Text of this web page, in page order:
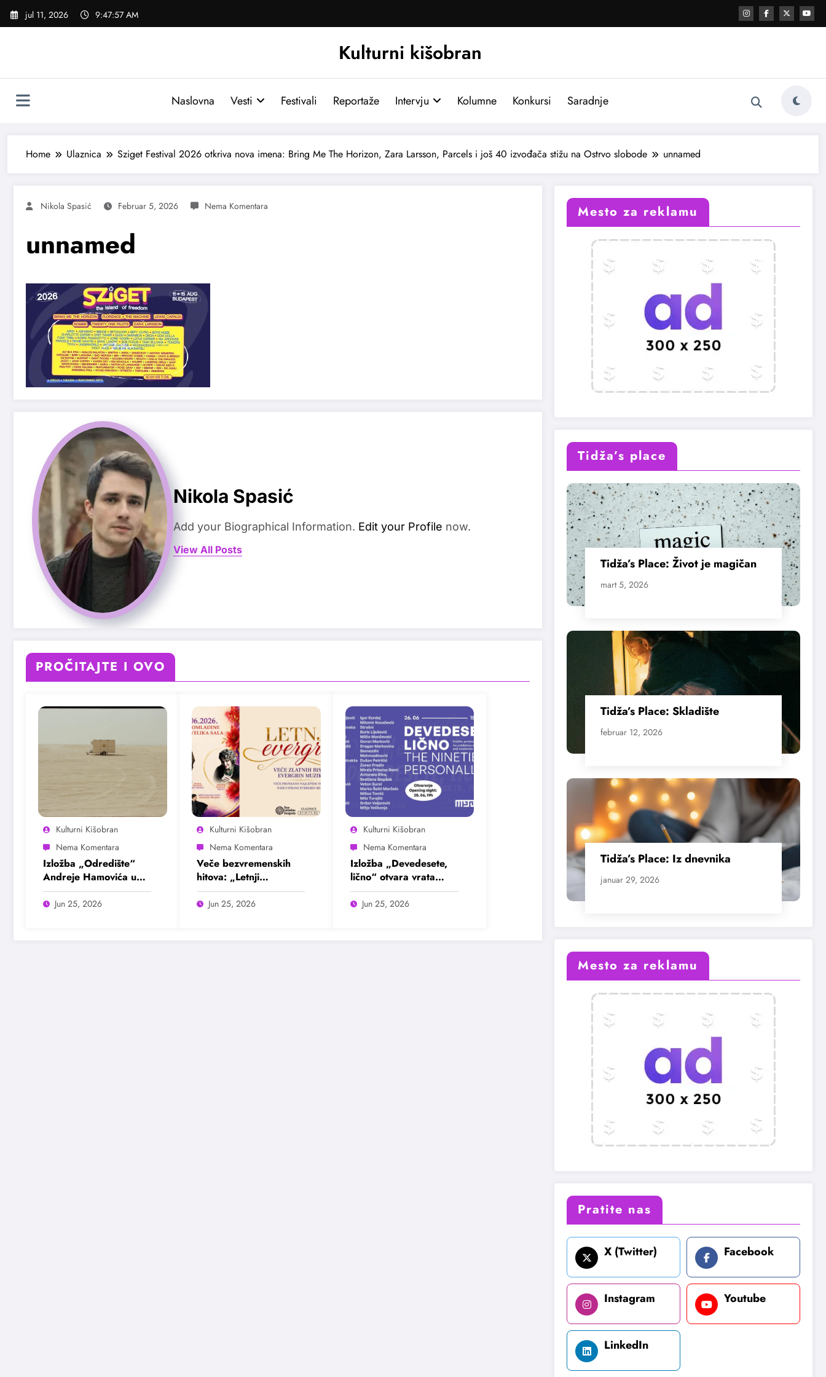
Skoči
jul 11, 2026 9:47:58 AM
Kulturni kišobran
Naslovna Vesti Festivali Reportaže Intervju Kolumne Konkursi Saradnje
Home Ulaznica Sziget Festival 2026 otkriva nova imena: Bring Me The Horizon, Zara Larsson, Parcels i još 40 izvođača stižu na Ostrvo slobode unnamed
Nikola Spasić Februar 5, 2026
unnamed
Nikola Spasić
Add your Biographical Information. Edit your Profile now.
View All Posts
PROČITAJTE I OVO
Kulturni Kišobran
Izložba „Odredište“
Andreje Hamovića u
Bioskopu Balkan
Jun 25, 2026
Kulturni Kišobran
Veče bezvremenskih
hitova: „Letnji
evergrin“ u Domu
omladine Beograda
Jun 25, 2026
Kulturni Kišobran
Izložba „Devedesete,
lično“ otvara vrata
intimnim pričama jedne
burne decenije
Jun 25, 2026
Mesto za reklamu
Tidža’s place
Tidža’s Place: Život je magičan
mart 5, 2026
Tidža’s Place: Skladište
februar 12, 2026
Tidža’s Place: Iz dnevnika
januar 29, 2026
Mesto za reklamu
Pratite nas
X (Twitter) Facebook
Instagram Youtube
LinkedIn